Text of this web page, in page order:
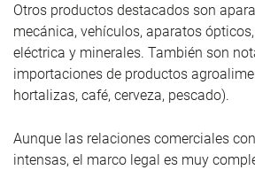
Otros productos destacados son
mecánica, vehículos, aparatos
eléctrica y minerales. También son
importaciones de productos
hortalizas, café, cerveza, pescado).
Aunque las relaciones comerciales
intensas, el marco legal es muy